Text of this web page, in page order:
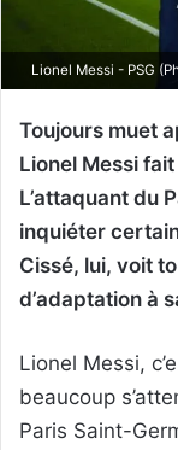
Lionel Messi - PSG
Toujours muet
Lionel Messi
L’attaquant du
inquiéter
Cissé, lui, voit
d’adaptation à
Lionel Messi,
beaucoup
Paris Saint-